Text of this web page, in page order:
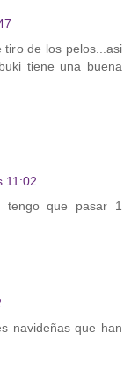
tiro de los pelos...asi
tiene una buena
11:02
que pasar 1
navideñas que han